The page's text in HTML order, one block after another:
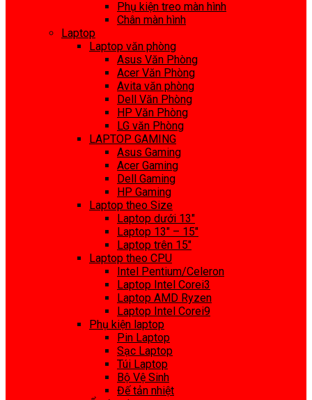
Phụ kiện treo màn hình
Chân màn hình
Laptop
Laptop văn phòng
Asus Văn Phòng
Acer Văn Phòng
Avita văn phòng
Dell Văn Phòng
HP Văn Phòng
LG văn Phòng
LAPTOP GAMING
Asus Gaming
Acer Gaming
Dell Gaming
HP Gaming
Laptop theo Size
Laptop dưới 13″
Laptop 13″ – 15″
Laptop trên 15″
Laptop theo CPU
Intel Pentium/Celeron
Laptop Intel Corei3
Laptop AMD Ryzen
Laptop Intel Corei9
Phụ kiện laptop
Pin Laptop
Sạc Laptop
Túi Laptop
Bộ Vệ Sinh
Đế tản nhiệt